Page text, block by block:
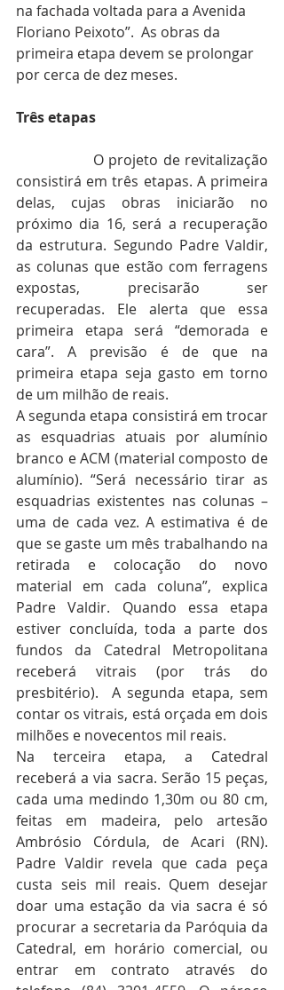
na fachada voltada para a Avenida
Floriano Peixoto”.  As obras da
primeira etapa devem se prolongar
por cerca de dez meses.
Três etapas
O projeto de revitalização
consistirá em três etapas. A primeira
delas, cujas obras iniciarão no
próximo dia 16, será a recuperação
da estrutura. Segundo Padre Valdir,
as colunas que estão com ferragens
expostas, precisarão ser
recuperadas. Ele alerta que essa
primeira etapa será “demorada e
cara”. A previsão é de que na
primeira etapa seja gasto em torno
de um milhão de reais.
A segunda etapa consistirá em trocar
as esquadrias atuais por alumínio
branco e ACM (material composto de
alumínio). “Será necessário tirar as
esquadrias existentes nas colunas –
uma de cada vez. A estimativa é de
que se gaste um mês trabalhando na
retirada e colocação do novo
material em cada coluna”, explica
Padre Valdir. Quando essa etapa
estiver concluída, toda a parte dos
fundos da Catedral Metropolitana
receberá vitrais (por trás do
presbitério).  A segunda etapa, sem
contar os vitrais, está orçada em dois
milhões e novecentos mil reais.
Na terceira etapa, a Catedral
receberá a via sacra. Serão 15 peças,
cada uma medindo 1,30m ou 80 cm,
feitas em madeira, pelo artesão
Ambrósio Córdula, de Acari (RN).
Padre Valdir revela que cada peça
custa seis mil reais. Quem desejar
doar uma estação da via sacra é só
procurar a secretaria da Paróquia da
Catedral, em horário comercial, ou
entrar em contrato através do